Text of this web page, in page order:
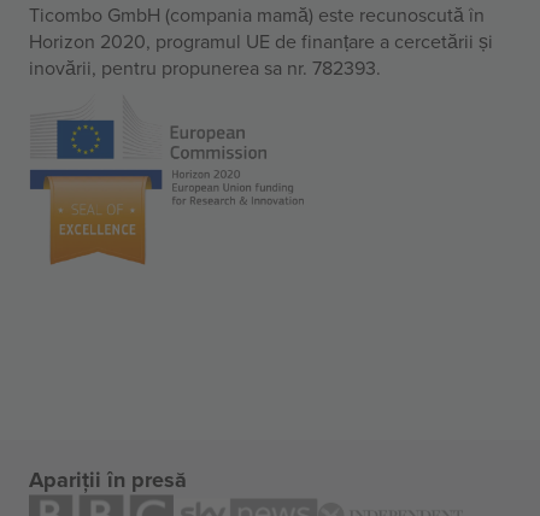
Ticombo GmbH (compania mamă) este recunoscută în
Horizon 2020, programul UE de finanțare a cercetării și
inovării, pentru propunerea sa nr. 782393.
Apariții în presă